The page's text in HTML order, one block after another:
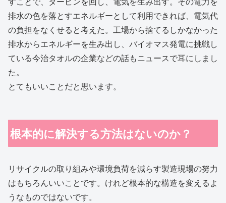
排水の色を落とすエネルギーとして利用できれば、電気代
の負担をなくせると考えた。工場から捨てるしかなかった
排水からエネルギーを生み出し、バイオマス発電に挑戦し
ている今治タオルの企業などの話もニュースで耳にしまし
た。
とてもいいことだと思います。
根本的に解決する方法はないのか？
リサイクルの取り組みや環境負荷を減らす製造現場の努力
はもちろんいいことです。けれど根本的な構造を変えるよ
うなものではないです。